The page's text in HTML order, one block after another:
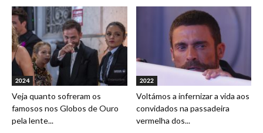
2024
Veja quanto sofreram os
famosos nos Globos de Ouro
pela lente...
2022
Voltámos a infernizar a vida aos
convidados na passadeira
vermelha dos...